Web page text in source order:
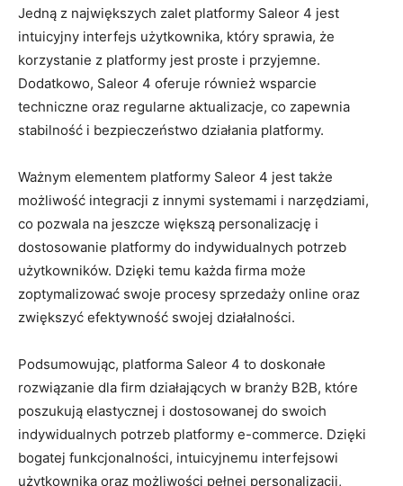
Jedną z⁤ największych⁢ zalet platformy Saleor 4 jest
intuicyjny interfejs użytkownika, który sprawia, że‌
korzystanie ‍z platformy jest proste i przyjemne.
Dodatkowo, Saleor 4 oferuje również wsparcie
techniczne oraz regularne aktualizacje, ⁢co ‌zapewnia
stabilność i​ bezpieczeństwo działania platformy.
Ważnym elementem platformy Saleor 4 jest także
możliwość integracji⁤ z innymi systemami⁣ i narzędziami,
co pozwala na jeszcze większą personalizację i
dostosowanie⁣ platformy do indywidualnych ⁢potrzeb
użytkowników. Dzięki ⁢temu każda firma może
zoptymalizować swoje procesy ⁢sprzedaży online oraz
zwiększyć efektywność swojej działalności.
Podsumowując,‌ platforma Saleor 4 ⁢to doskonałe
rozwiązanie dla firm działających w branży B2B, które‌
poszukują‌ elastycznej⁤ i dostosowanej do swoich
indywidualnych potrzeb platformy e-commerce. Dzięki
bogatej funkcjonalności, ​intuicyjnemu​ interfejsowi
użytkownika‍ oraz możliwości ‍pełnej personalizacji,